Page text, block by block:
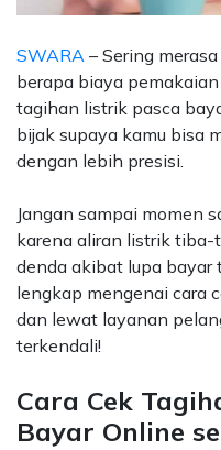
SWARA – Sering
berapa biaya
tagihan listrik pasca
bijak supaya kamu bisa
dengan lebih presisi.
Jangan sampai momen
karena aliran listrik tiba-
denda akibat lupa bayar
lengkap mengenai cara
dan lewat layanan
terkendali!
Cara Cek
Bayar Online